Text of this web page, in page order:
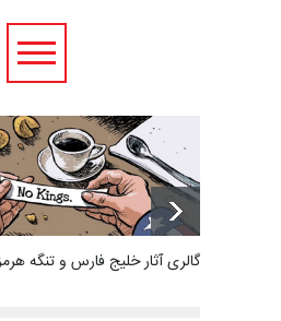
گالری آثار خلیج فارس و تنگه